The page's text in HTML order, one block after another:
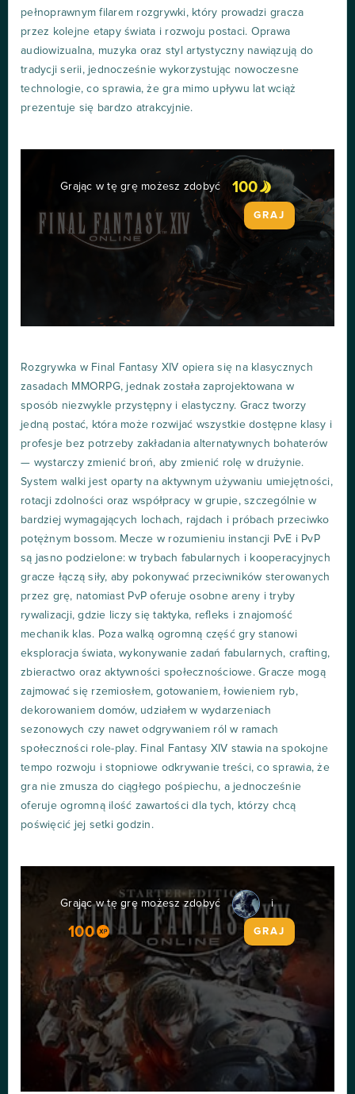
pełnoprawnym filarem rozgrywki, który prowadzi gracza
przez kolejne etapy świata i rozwoju postaci. Oprawa
audiowizualna, muzyka oraz styl artystyczny nawiązują do
tradycji serii, jednocześnie wykorzystując nowoczesne
technologie, co sprawia, że gra mimo upływu lat wciąż
prezentuje się bardzo atrakcyjnie.
Grając w tę grę możesz zdobyć 100
GRAJ
Rozgrywka w Final Fantasy XIV opiera się na klasycznych
zasadach MMORPG, jednak została zaprojektowana w
sposób niezwykle przystępny i elastyczny. Gracz tworzy
jedną postać, która może rozwijać wszystkie dostępne klasy i
profesje bez potrzeby zakładania alternatywnych bohaterów
— wystarczy zmienić broń, aby zmienić rolę w drużynie.
System walki jest oparty na aktywnym używaniu umiejętności,
rotacji zdolności oraz współpracy w grupie, szczególnie w
bardziej wymagających lochach, rajdach i próbach przeciwko
potężnym bossom. Mecze w rozumieniu instancji PvE i PvP
są jasno podzielone: w trybach fabularnych i kooperacyjnych
gracze łączą siły, aby pokonywać przeciwników sterowanych
przez grę, natomiast PvP oferuje osobne areny i tryby
rywalizacji, gdzie liczy się taktyka, refleks i znajomość
mechanik klas. Poza walką ogromną część gry stanowi
eksploracja świata, wykonywanie zadań fabularnych, crafting,
zbieractwo oraz aktywności społecznościowe. Gracze mogą
zajmować się rzemiosłem, gotowaniem, łowieniem ryb,
dekorowaniem domów, udziałem w wydarzeniach
sezonowych czy nawet odgrywaniem ról w ramach
społeczności role-play. Final Fantasy XIV stawia na spokojne
tempo rozwoju i stopniowe odkrywanie treści, co sprawia, że
gra nie zmusza do ciągłego pośpiechu, a jednocześnie
oferuje ogromną ilość zawartości dla tych, którzy chcą
poświęcić jej setki godzin.
Grając w tę grę możesz zdobyć i
100 GRAJ